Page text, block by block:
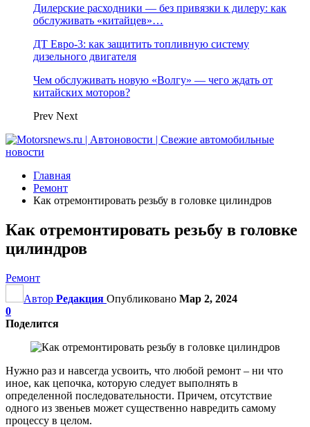
Дилерские расходники — без привязки к дилеру: как
обслуживать «китайцев»…
ДТ Евро-3: как защитить топливную систему
дизельного двигателя
Чем обслуживать новую «Волгу» — чего ждать от
китайских моторов?
Prev Next
Главная
Ремонт
Как отремонтировать резьбу в головке цилиндров
Как отремонтировать резьбу в головке
цилиндров
Ремонт
Автор Редакция Опубликовано Мар 2, 2024
0
Поделится
Нужно раз и навсегда усвоить, что любой ремонт – ни что
иное, как цепочка, которую следует выполнять в
определенной последовательности. Причем, отсутствие
одного из звеньев может существенно навредить самому
процессу в целом.